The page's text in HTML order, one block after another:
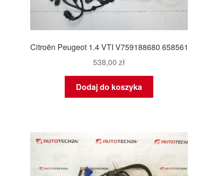
Citroën Peugeot 1.4 VTI V759188680 658561
538,00 zł
Dodaj do koszyka